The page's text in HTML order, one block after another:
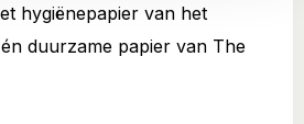
hygiënepapier van het
duurzame papier van The